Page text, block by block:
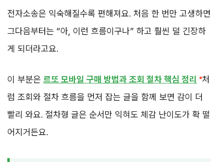
전자소송은 익숙해질수록 편해져요. 처음 한 번만 고생하면
그다음부터는 “아, 이런 흐름이구나” 하고 훨씬 덜 긴장하
게 되더라고요.
이 부분은 르또 모바일 구매 방법과 조회 절차 핵심 정리
처
럼 조회와 절차 흐름을 먼저 잡는 글을 함께 보면 감이 더
빨리 와요. 절차형 글은 순서만 익혀도 체감 난이도가 확 떨
어지거든요.